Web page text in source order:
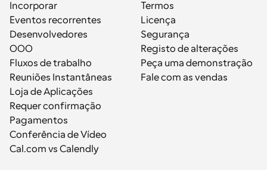
Incorporar
Eventos recorrentes
Desenvolvedores
OOO
Fluxos de trabalho
Reuniões Instantâneas
Loja de Aplicações
Requer confirmação
Pagamentos
Conferência de Vídeo
Cal.com vs Calendly
Termos
Licença
Segurança
Registo de alterações
Peça uma demonstração
Fale com as vendas